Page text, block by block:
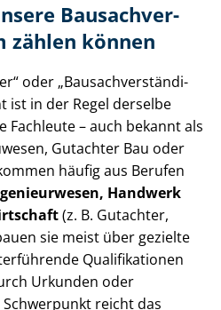
Bau­sach­ver­
zählen können
oder „Bau­sach­ver­stän­di­
ist in der Regel derselbe
Fachleute – auch bekannt als
Gutachter Bau oder
häufig aus Berufen
Handwerk
(z. B. Gutachter,
sie meist über gezielte
Qualifikationen
Urkunden oder
reicht das